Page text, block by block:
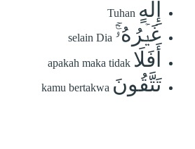
إِلَٰهٍ Tuhan
غَيۡرُهُۥٓۚ selain Dia
أَفَلَا apakah maka tidak
تَتَّقُونَ kamu bertakwa